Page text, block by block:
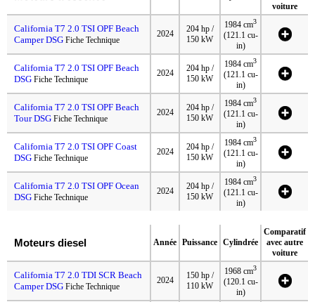
voiture
California T7 2.0 TSI OPF Beach
Camper DSG Fiche Technique
2024
204 hp /
150 kW
1984 cm3
(121.1 cu-
in)
California T7 2.0 TSI OPF Beach
DSG Fiche Technique
2024
204 hp /
150 kW
1984 cm3
(121.1 cu-
in)
California T7 2.0 TSI OPF Beach
Tour DSG Fiche Technique
2024
204 hp /
150 kW
1984 cm3
(121.1 cu-
in)
California T7 2.0 TSI OPF Coast
DSG Fiche Technique
2024
204 hp /
150 kW
1984 cm3
(121.1 cu-
in)
California T7 2.0 TSI OPF Ocean
DSG Fiche Technique
2024
204 hp /
150 kW
1984 cm3
(121.1 cu-
in)
Moteurs diesel Année Puissance Cylindrée
Comparatif
avec autre
voiture
California T7 2.0 TDI SCR Beach
Camper DSG Fiche Technique
2024
150 hp /
110 kW
1968 cm3
(120.1 cu-
in)